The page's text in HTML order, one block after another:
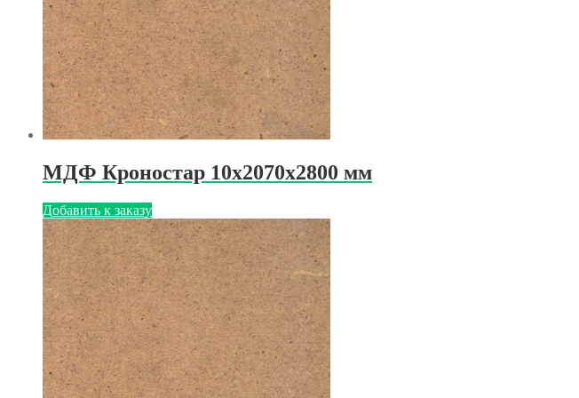
МДФ Кроностар 10х2070х2800 мм
Добавить к заказу